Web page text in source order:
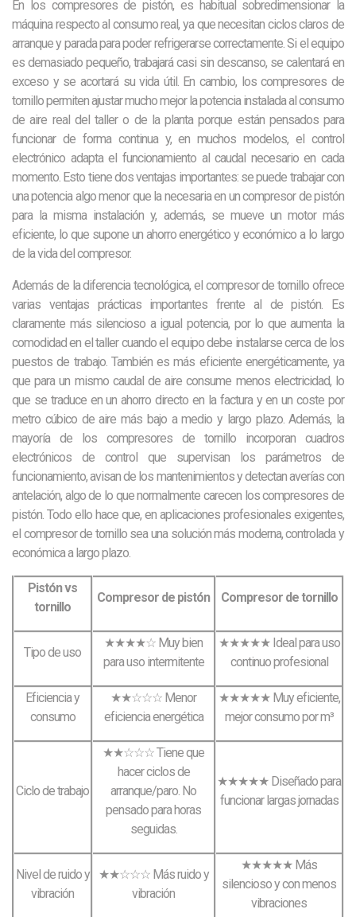
En los compresores de pistón, es habitual sobredimensionar la
máquina respecto al consumo real, ya que necesitan ciclos claros de
arranque y parada para poder refrigerarse correctamente. Si el equipo
es demasiado pequeño, trabajará casi sin descanso, se calentará en
exceso y se acortará su vida útil. En cambio, los compresores de
tornillo permiten ajustar mucho mejor la potencia instalada al consumo
de aire real del taller o de la planta porque están pensados para
funcionar de forma continua y, en muchos modelos, el control
electrónico adapta el funcionamiento al caudal necesario en cada
momento. Esto tiene dos ventajas importantes: se puede trabajar con
una potencia algo menor que la necesaria en un compresor de pistón
para la misma instalación y, además, se mueve un motor más
eficiente, lo que supone un ahorro energético y económico a lo largo
de la vida del compresor.
Además de la diferencia tecnológica, el compresor de tornillo ofrece
varias ventajas prácticas importantes frente al de pistón. Es
claramente más silencioso a igual potencia, por lo que aumenta la
comodidad en el taller cuando el equipo debe instalarse cerca de los
puestos de trabajo. También es más eficiente energéticamente, ya
que para un mismo caudal de aire consume menos electricidad, lo
que se traduce en un ahorro directo en la factura y en un coste por
metro cúbico de aire más bajo a medio y largo plazo. Además, la
mayoría de los compresores de tornillo incorporan cuadros
electrónicos de control que supervisan los parámetros de
funcionamiento, avisan de los mantenimientos y detectan averías con
antelación, algo de lo que normalmente carecen los compresores de
pistón. Todo ello hace que, en aplicaciones profesionales exigentes,
el compresor de tornillo sea una solución más moderna, controlada y
económica a largo plazo.
Pistón vs
tornillo
Compresor de pistón Compresor de tornillo
Tipo de uso
★★★★☆ Muy bien
para uso intermitente
★★★★★ Ideal para uso
continuo profesional
Eficiencia y
consumo
★★☆☆☆ Menor
eficiencia energética
★★★★★ Muy eficiente,
mejor consumo por m³
Ciclo de trabajo
★★☆☆☆ Tiene que
hacer ciclos de
arranque/paro. No
pensado para horas
seguidas.
★★★★★ Diseñado para
funcionar largas jornadas
Nivel de ruido y
vibración
★★☆☆☆ Más ruido y
vibración
★★★★★ Más
silencioso y con menos
vibraciones